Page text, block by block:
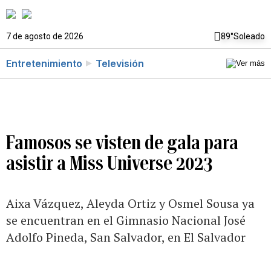
7 de agosto de 2026 89°Soleado
Entretenimiento Televisión
Famosos se visten de gala para
asistir a Miss Universe 2023
Aixa Vázquez, Aleyda Ortiz y Osmel Sousa ya
se encuentran en el Gimnasio Nacional José
Adolfo Pineda, San Salvador, en El Salvador